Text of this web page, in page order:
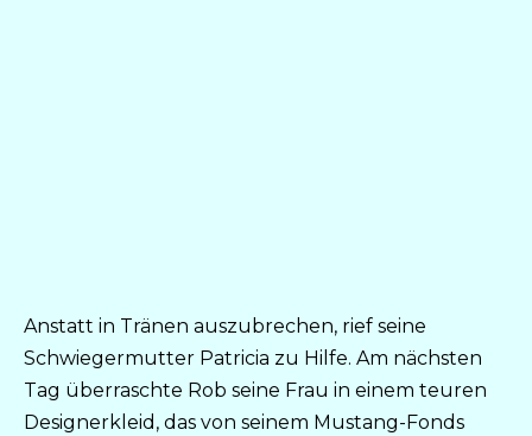
Anstatt in Tränen auszubrechen, rief seine
Schwiegermutter Patricia zu Hilfe. Am nächsten
Tag überraschte Rob seine Frau in einem teuren
Designerkleid, das von seinem Mustang-Fonds